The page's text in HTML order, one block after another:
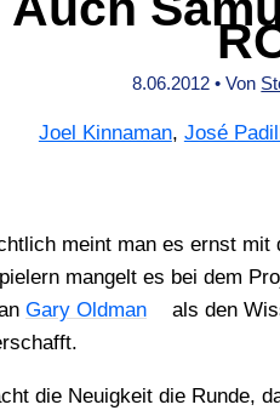
8.06.2012• Von
Joel Kinnaman, José
meint man es ernst mit
man­gelt es bei dem
Gary Old­man
als den
die Neu­ig­keit die Run­de,